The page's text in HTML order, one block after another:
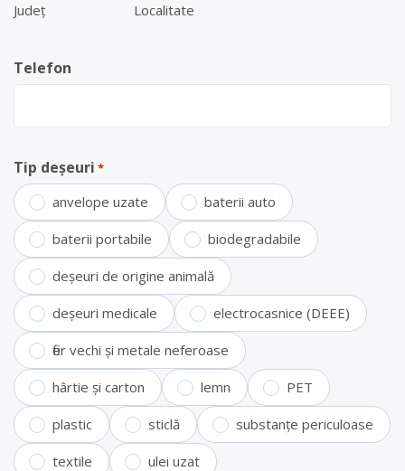
Județ Localitate
Telefon
Tip deșeuri *
anvelope uzate baterii auto
baterii portabile biodegradabile
deșeuri de origine animală
deșeuri medicale electrocasnice (DEEE)
fier vechi și metale neferoase
hârtie și carton lemn PET
plastic sticlă substanțe periculoase
textile ulei uzat